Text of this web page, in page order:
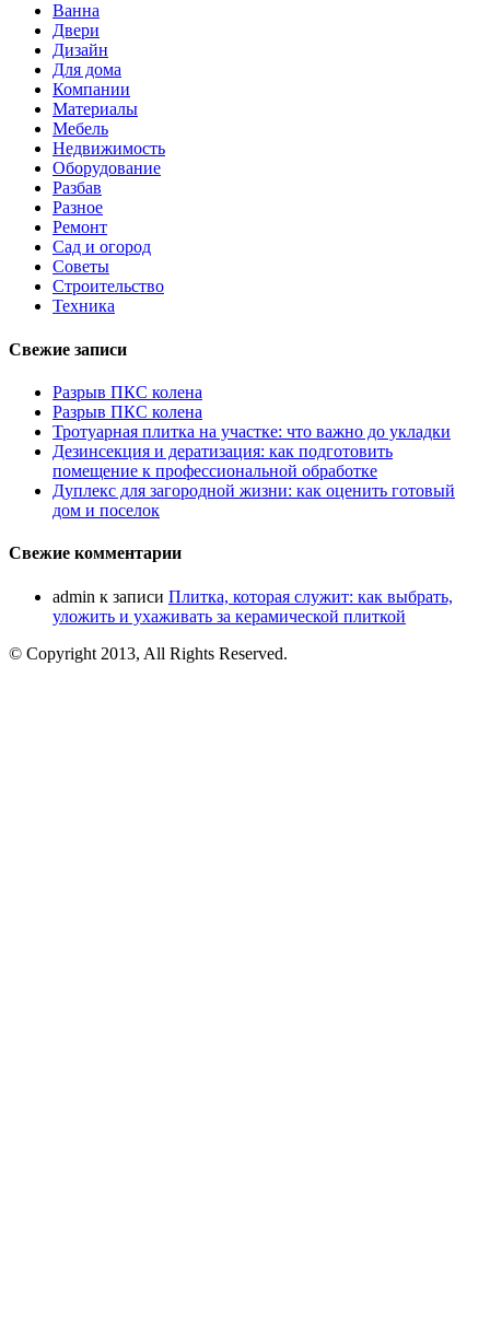
Ванна
Двери
Дизайн
Для дома
Компании
Материалы
Мебель
Недвижимость
Оборудование
Разбав
Разное
Ремонт
Сад и огород
Советы
Строительство
Техника
Свежие записи
Разрыв ПКС колена
Разрыв ПКС колена
Тротуарная плитка на участке: что важно до укладки
Дезинсекция и дератизация: как подготовить
помещение к профессиональной обработке
Дуплекс для загородной жизни: как оценить готовый
дом и поселок
Свежие комментарии
admin к записи Плитка, которая служит: как выбрать,
уложить и ухаживать за керамической плиткой
© Copyright 2013, All Rights Reserved.